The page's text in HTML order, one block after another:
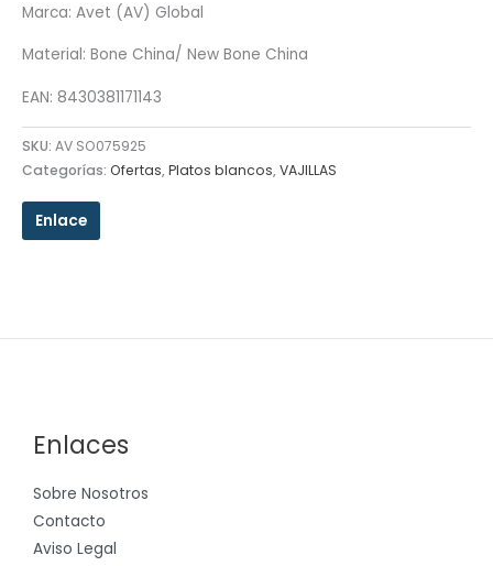
Marca: Avet (AV) Global
Material: Bone China/ New Bone China
EAN: 8430381171143
SKU: AV SO075925
Categorías: Ofertas,Platos blancos,VAJILLAS
Enlace
Enlaces
Sobre Nosotros
Contacto
Aviso Legal